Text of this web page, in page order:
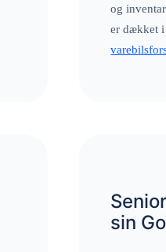
og
er dækket
sin